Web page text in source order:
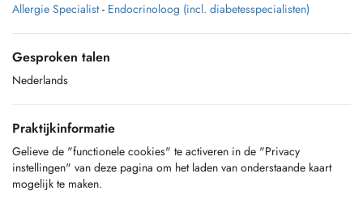
Allergie Specialist - Endocrinoloog (incl. diabetesspecialisten)
Gesproken talen
Nederlands
Praktijkinformatie
Gelieve de "functionele cookies" te activeren in de "Privacy
instellingen" van deze pagina om het laden van onderstaande kaart
mogelijk te maken.